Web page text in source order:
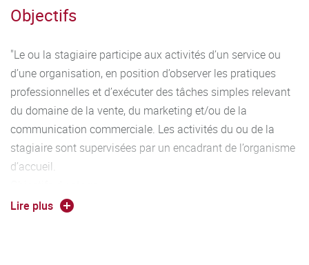
– Découvrir la réalité de l’activité du cadre intermédiaire
dans l’environnement commercial
– Mobiliser les acquis académiques en situation
professionnelle
– Développer le projet personnel professionnel"
Objectifs
"Le ou la stagiaire participe aux activités d’un service ou
d’une organisation, en position d’observer les pratiques
professionnelles et d’exécuter des tâches simples relevant
du domaine de la vente, du marketing et/ou de la
communication commerciale. Les activités du ou de la
stagiaire sont supervisées par un encadrant de l’organisme
d’accueil.
– Découvrir l’entreprise ou l’organisation dans ses aspects
Lire plus